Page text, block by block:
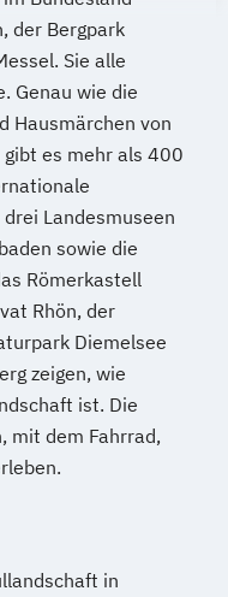
EN))
4 Semester
Sc.)
Zertifizierung
Klinische
Beratung
Evaluation
Arbeit
in
der Bergpark
Sie alle
Genau wie die
Hausmärchen von
es mehr als 400
Landesmuseen
sowie die
Römerkastell
Rhön, der
Diemelsee
zeigen, wie
ist. Die
mit dem Fahrrad,
in